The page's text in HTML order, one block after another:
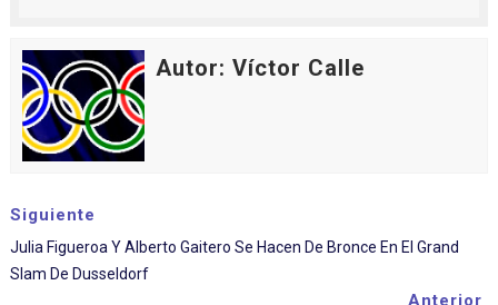
Autor: Víctor Calle
Siguiente
Julia Figueroa Y Alberto Gaitero Se Hacen De Bronce En El Grand
Slam De Dusseldorf
Anterior